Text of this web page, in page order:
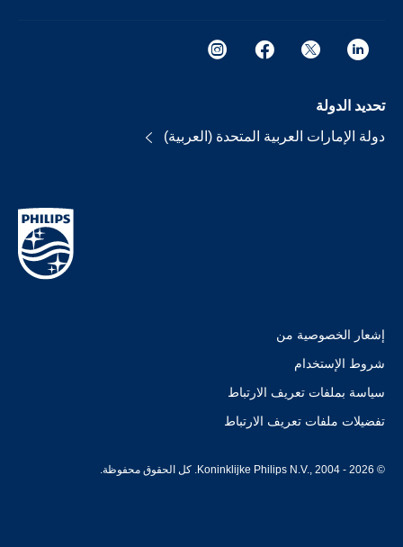
تحديد الدولة
دولة الإمارات العربية المتحدة (العربية)
إشعار الخصوصية من
شروط الإستخدام
سياسة بملفات تعريف الارتباط
تفضيلات ملفات تعريف الارتباط
© Koninklijke Philips N.V., 2004 - 2026. كل الحقوق محفوظة.